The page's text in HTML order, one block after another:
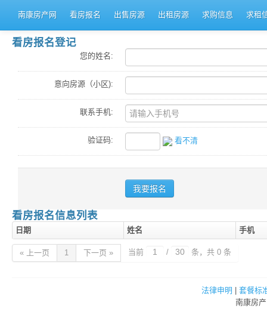
南康房产网 看房报名 出售房源 出租房源 求购信息 求租
看房报名登记
您的姓名:
意向房源（小区):
联系手机:
验证码: 看不清
看房报名信息列表
日期 姓名 手机
« 上一页 1 下一页 » 当前 / 条，共 0 条
法律申明
套餐标
南康房